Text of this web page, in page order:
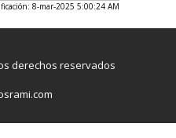
8-mar-2025 5:00:24 AM
derechos reservados